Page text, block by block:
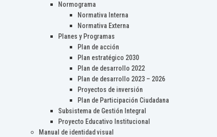
Normograma
Normativa Interna
Normativa Externa
Planes y Programas
Plan de acción
Plan estratégico 2030
Plan de desarrollo 2022
Plan de desarrollo 2023 – 2026
Proyectos de inversión
Plan de Participación Ciudadana
Subsistema de Gestión Integral
Proyecto Educativo Institucional
Manual de identidad visual